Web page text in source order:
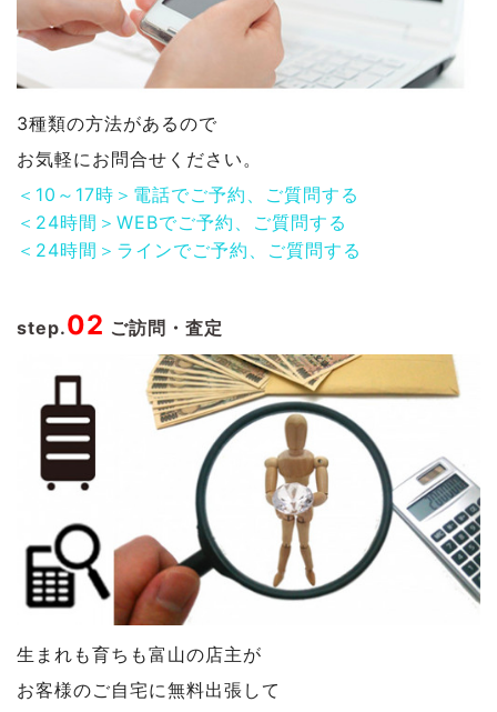
3種類の方法があるので
お気軽にお問合せください。
＜10～17時＞電話でご予約、ご質問する
＜24時間＞WEBでご予約、ご質問する
＜24時間＞ラインでご予約、ご質問する
step.02 ご訪問・査定
生まれも育ちも富山の店主が
お客様のご自宅に無料出張して